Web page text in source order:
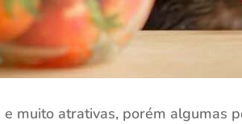
e muito atrativas, porém algumas